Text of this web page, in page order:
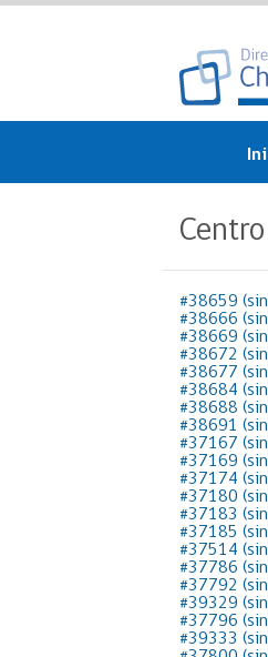
#38659
#38666
#38669
#38672
#38677
#38684
#38688
#38691
#37167
#37169
#37174
#37180
#37183
#37185
#37514
#37786
#37792
#39329
#37796
#39333